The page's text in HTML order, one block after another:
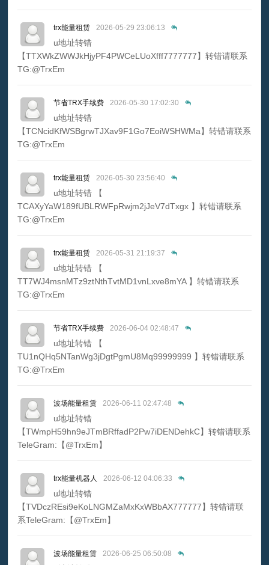
trx能量租赁 2026-05-29 23:06:13
u地址转错
【TTXWkZWWJkHjyPF4PWCeLUoXfff7777777】转错请联系
TG:@TrxEm
节省TRX手续费 2026-05-30 17:02:30
u地址转错
【TCNcidKfWSBgrwTJXav9F1Go7EoiWSHWMa】转错请联系
TG:@TrxEm
trx能量租赁 2026-05-30 23:56:40
u地址转错 【
TCAXyYaW189fUBLRWFpRwjm2jJeV7dTxgx 】转错请联系
TG:@TrxEm
trx能量租赁 2026-05-31 21:19:37
u地址转错 【
TT7WJ4msnMTz9ztNthTvtMD1vnLxve8mYA 】转错请联系
TG:@TrxEm
节省TRX手续费 2026-06-04 02:48:47
u地址转错 【
TU1nQHq5NTanWg3jDgtPgmU8Mq99999999 】转错请联系
TG:@TrxEm
波场能量租赁 2026-06-11 02:47:48
u地址转错
【TWmpH59hn9eJTmBRffadP2Pw7iDENDehkC】转错请联系
TeleGram:【@TrxEm】
trx能量机器人 2026-06-12 04:06:33
u地址转错
【TVDczREsi9eKoLNGMZaMxKxWBbAX777777】转错请联
系TeleGram:【@TrxEm】
波场能量租赁 2026-06-25 06:50:08